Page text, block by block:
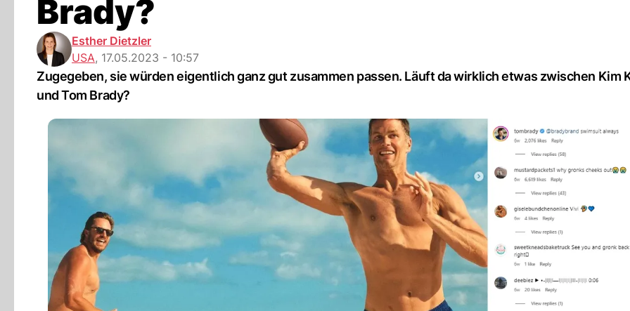
Brady?
Esther Dietzler
USA, 17.05.2023 - 10:57
Zugegeben, sie würden eigentlich ganz gut zusammen passen. Läuft da wirklich etwas zwischen Kim
und Tom Brady?